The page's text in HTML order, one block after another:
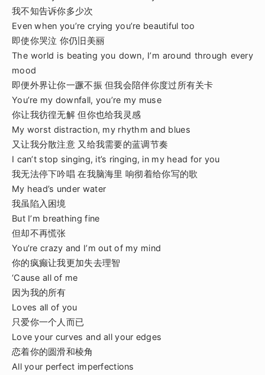
我不知告诉你多少次
Even when you’re crying you’re beautiful too
即使你哭泣 你仍旧美丽
The world is beating you down, I’m around through every
mood
即便外界让你一蹶不振 但我会陪伴你度过所有关卡
You’re my downfall, you’re my muse
你让我彷徨无解 但你也给我灵感
My worst distraction, my rhythm and blues
又让我分散注意 又给我需要的蓝调节奏
I can’t stop singing, it’s ringing, in my head for you
我无法停下吟唱 在我脑海里 响彻着给你写的歌
My head’s under water
我虽陷入困境
But I’m breathing fine
但却不再慌张
You’re crazy and I’m out of my mind
你的疯癫让我更加失去理智
‘Cause all of me
因为我的所有
Loves all of you
只爱你一个人而已
Love your curves and all your edges
恋着你的圆滑和棱角
All your perfect imperfections